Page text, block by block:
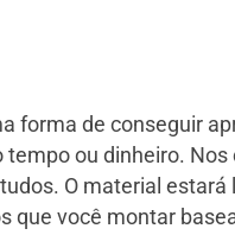
forma de conseguir
ou dinheiro.
O material estará
que você montar